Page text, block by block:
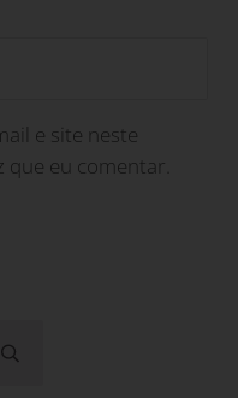
e site neste
que eu comentar.
Submeter pesquisa